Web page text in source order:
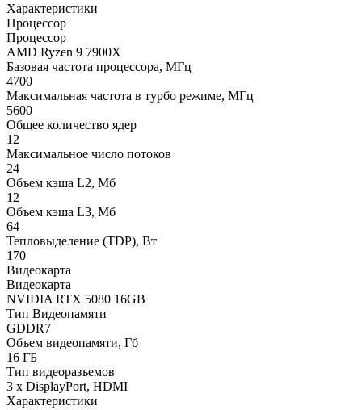
Характеристики
Процессор
Процессор
AMD Ryzen 9 7900X
Базовая частота процессора, МГц
4700
Максимальная частота в турбо режиме, МГц
5600
Общее количество ядер
12
Максимальное число потоков
24
Объем кэша L2, Мб
12
Объем кэша L3, Мб
64
Тепловыделение (TDP), Вт
170
Видеокарта
Видеокарта
NVIDIA RTX 5080 16GB
Тип Видеопамяти
GDDR7
Объем видеопамяти, Гб
16 ГБ
Тип видеоразъемов
3 x DisplayPort, HDMI
Характеристики